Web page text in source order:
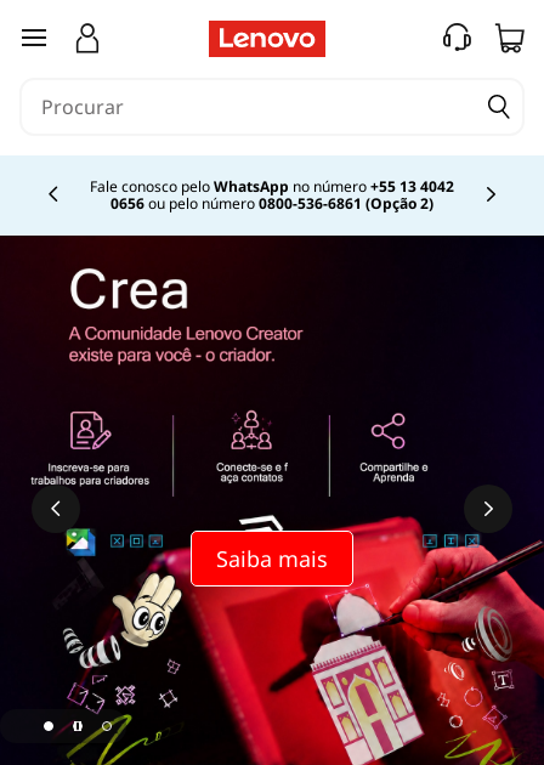
saltar para o conteúdo principal
Fale conosco peloWhatsApp no número+55 13 4042
0656ou pelo número0800-536-6861 (Opção 2)
Currently displaying item 2 of
Saiba mais